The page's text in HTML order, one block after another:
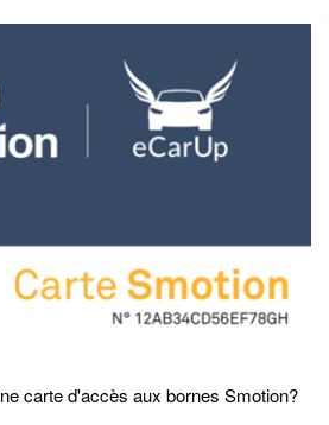
carte d'accès aux bornes Smotion?